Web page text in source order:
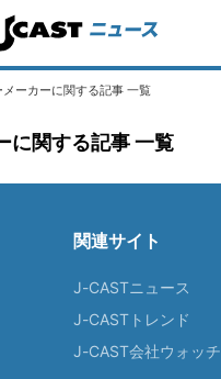
メーカーに関する記事 一覧
に関する記事 一覧
関連サイト
J-CASTニュース
J-CASTトレンド
J-CAST会社ウォッチ